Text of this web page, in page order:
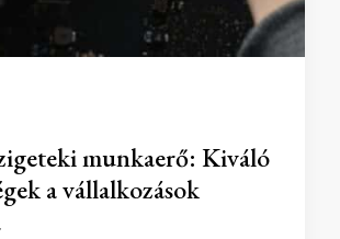
munkaerő: Kiváló
a vállalkozások